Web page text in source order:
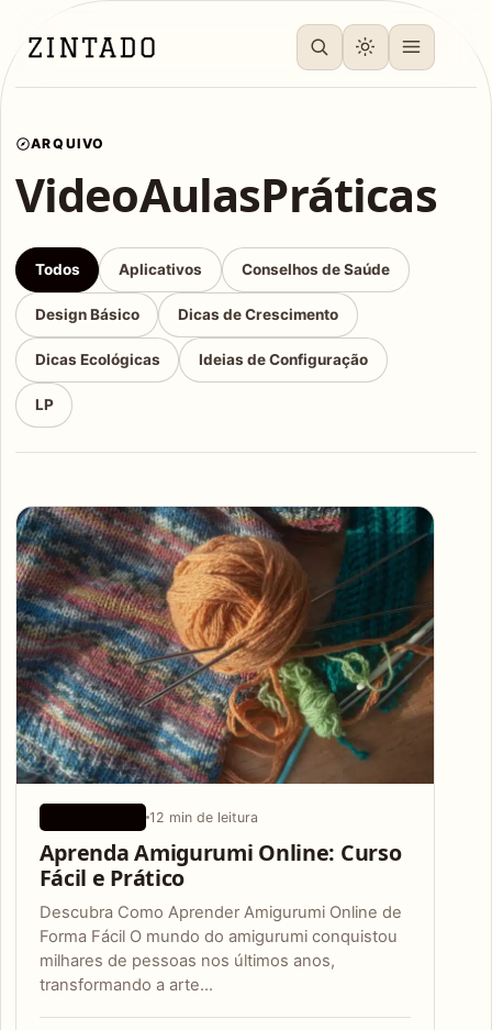
ARQUIVO
VideoAulasPráticas
Todos Aplicativos Conselhos de Saúde
Design Básico Dicas de Crescimento
Dicas Ecológicas Ideias de Configuração
LP
Articles
12 min de leitura
Aprenda Amigurumi Online: Curso
Fácil e Prático
Descubra Como Aprender Amigurumi Online de
Forma Fácil O mundo do amigurumi conquistou
milhares de pessoas nos últimos anos,
transformando a arte…